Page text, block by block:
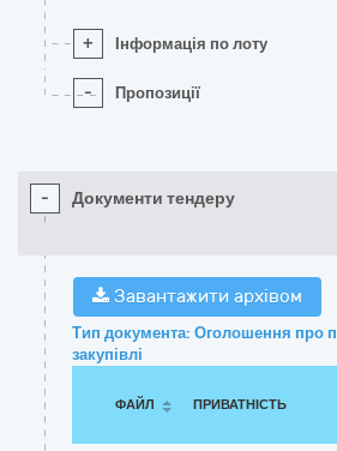
+ Інформація по лоту
- Пропозиції
- Документи тендеру
Завантажити архівом
Тип документа: Оголошення про
закупівлі
ФАЙЛ ПРИВАТНІСТЬ